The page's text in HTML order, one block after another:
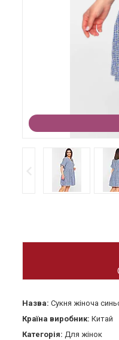
Назва: Сукня жіноча
Країна виробник: Китай
Категорія: Для жінок